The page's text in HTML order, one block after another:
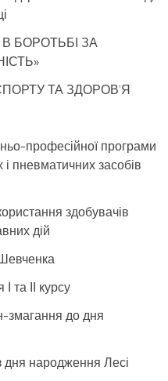
В БОРОТЬБІ ЗА
ТА ЗДОРОВ’Я
професійної програми
і пневматичних засобів
здобувачів
дій
та ІІ курсу
змагання до дня
дня народження Лесі